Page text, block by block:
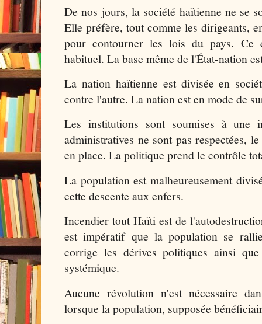
De nos jours, la société haïtienne ne se
Elle préfère, tout comme les dirigeants,
pour contourner les lois du pays. Ce
habituel. La base même de l'État-nation
La nation haïtienne est divisée en
contre l'autre. La nation est en mode de
Les institutions sont soumises à une
administratives ne sont pas respectées,
en place. La politique prend le contrôle
La population est malheureusement
cette descente aux enfers.
Incendier tout Haïti est de
est impératif que la population se
corrige les dérives politiques ainsi
systémique.
Aucune révolution n'est nécessaire
lorsque la population, supposée